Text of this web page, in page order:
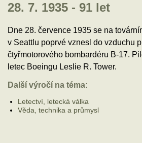
28. 7. 1935 - 91 let
Dne 28. července 1935 se na
v Seattlu poprvé vznesl do vzduchu
čtyřmotorového bombardéru B-17.
letec Boeingu Leslie R. Tower.
Další výročí na téma:
Letectví, letecká válka
Věda, technika a průmysl